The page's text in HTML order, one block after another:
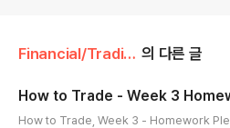
Financial/Trading Basics 의 다른 글
How to Trade - Week 3
How to Trade, Week 3 - Homework